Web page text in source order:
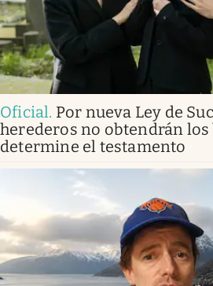
Oficial. Por nueva Ley de
herederos no obtendrán los
determine el testamento